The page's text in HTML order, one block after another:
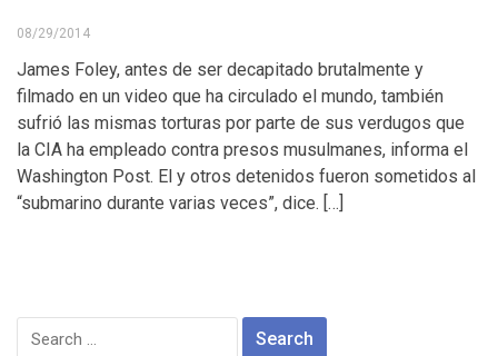
08/29/2014
James Foley, antes de ser decapitado brutalmente y
filmado en un video que ha circulado el mundo, también
sufrió las mismas torturas por parte de sus verdugos que
la CIA ha empleado contra presos musulmanes, informa el
Washington Post. El y otros detenidos fueron sometidos al
“submarino durante varias veces”, dice. […]
Search